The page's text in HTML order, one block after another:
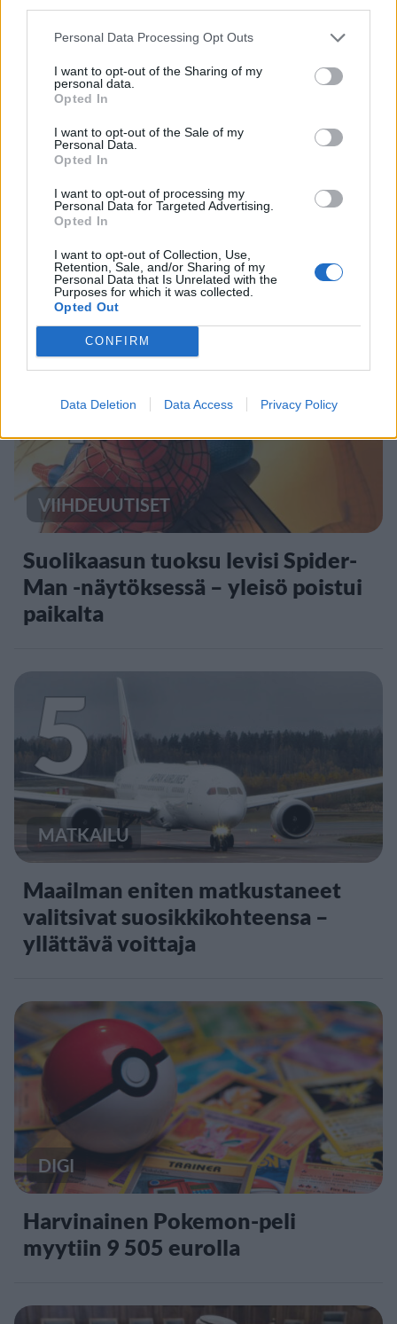
Personal Data Processing Opt Outs
I want to opt-out of the Sharing of my
personal data.
Opted In
I want to opt-out of the Sale of my
Personal Data.
Opted In
I want to opt-out of processing my
Personal Data for Targeted Advertising.
Opted In
I want to opt-out of Collection, Use,
Retention, Sale, and/or Sharing of my
Personal Data that Is Unrelated with the
Purposes for which it was collected.
Opted Out
CONFIRM
Data Deletion Data Access Privacy Policy
3
UUTISET
Kela voi leikata tukia
ulkomaanmatkan vuoksi
4
VIIHDEUUTISET
Suolikaasun tuoksu levisi Spider-
Man -näytöksessä – yleisö poistui
paikalta
5
MATKAILU
Maailman eniten matkustaneet
valitsivat suosikkikohteensa –
yllättävä voittaja
DIGI
Harvinainen Pokemon-peli
myytiin 9 505 eurolla